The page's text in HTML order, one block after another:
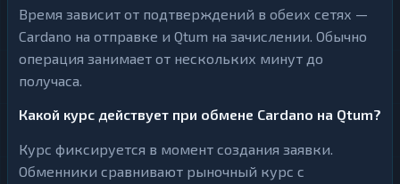
Время зависит от подтверждений в обеих сетях —
Cardano на отправке и Qtum на зачислении. Обычно
операция занимает от нескольких минут до
получаса.
Какой курс действует при обмене Cardano на Qtum?
Курс фиксируется в момент создания заявки.
Обменники сравнивают рыночный курс с